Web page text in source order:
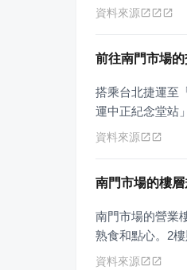
資料來源
前往南門市場
搭乘台北捷運至
運中正紀念堂站
資料來源
南門市場的樓層
南門市場的營業
熟食和點心。2
資料來源